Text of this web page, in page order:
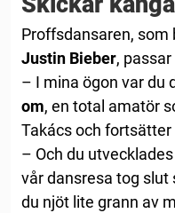
Proffsdansaren,
Justin Bieber,
– I mina ögon var du
om, en total amatör
Takács och
– Och du
vår dansresa tog slut
du njöt lite grann av